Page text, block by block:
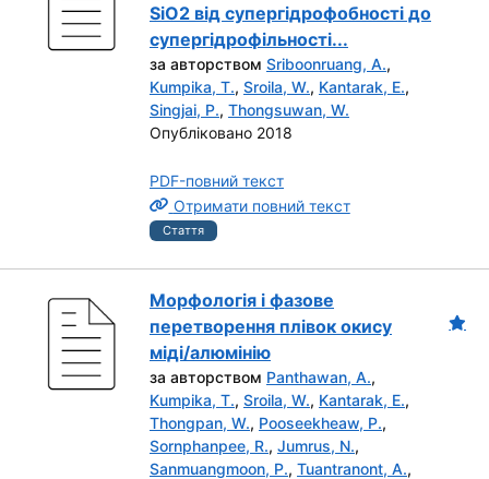
SiO2 від супергідрофобності до
супергідрофільності...
за авторством Sriboonruang, A.,
Kumpika, T., Sroila, W., Kantarak, E.,
Singjai, P., Thongsuwan, W.
Опубліковано 2018
PDF-повний текст
Отримати повний текст
Стаття
Морфологія і фазове
перетворення плівок окису
міді/алюмінію
за авторством Panthawan, A.,
Kumpika, T., Sroila, W., Kantarak, E.,
Thongpan, W., Pooseekheaw, P.,
Sornphanpee, R., Jumrus, N.,
Sanmuangmoon, P., Tuantranont, A.,